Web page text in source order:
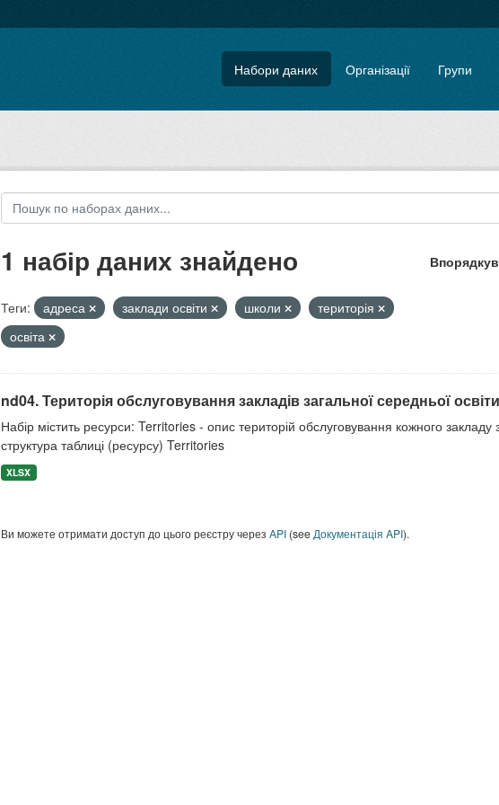
Набори даних Організації Групи
1 набір даних знайдено
Теги: адреса заклади освіти школи
територія
освіта
nd04. Територія обслуговування закладів загальної середньої освіти
Набір містить ресурси: Territories - опис територій обслуговування кожного закладу
структура таблиці (ресурсу) Territories
XLSX
Ви можете отримати доступ до цього реєстру через API(see Документація API).